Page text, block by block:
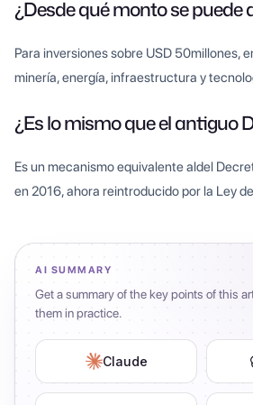
¿Desde qué monto se puede
Para inversiones sobre USD 50millones,
minería, energía, infraestructura y
¿Es lo mismo que el antiguo
Es un mecanismo equivalente aldel
en 2016, ahora reintroducido por la Ley
AI SUMMARY
Get a summary of the key points of this
them in practice.
Claude